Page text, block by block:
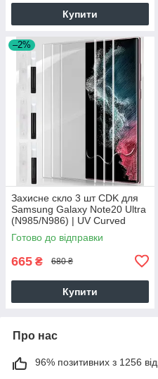
Купити
–2%
Захисне скло 3 шт CDK для
Samsung Galaxy Note20 Ultra
(N985/N986) | UV Curved
(012754) (clear)
Готово до відправки
665 ₴ 680 ₴
Купити
Про нас
96% позитивних з 1256